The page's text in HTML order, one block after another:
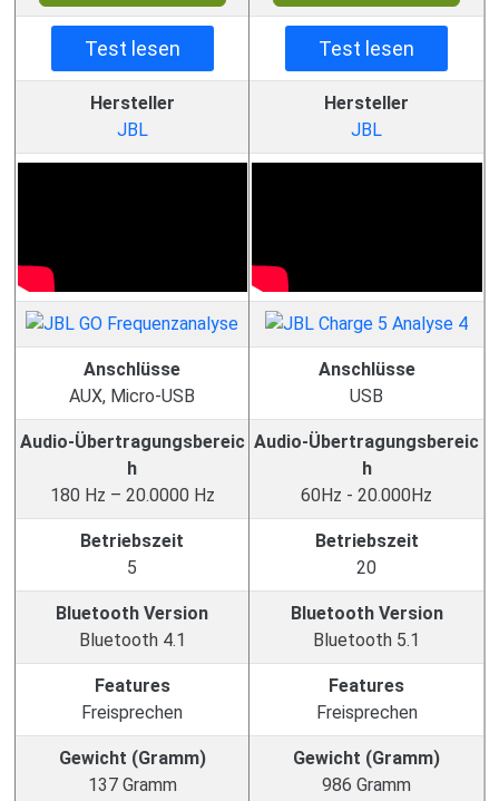
Test lesen Test lesen
Hersteller
JBL
Hersteller
JBL
Anschlüsse
AUX, Micro-USB
Anschlüsse
USB
Audio-Übertragungsbereic
h
180 Hz – 20.0000 Hz
Audio-Übertragungsbereic
h
60Hz - 20.000Hz
Betriebszeit
5
Betriebszeit
20
Bluetooth Version
Bluetooth 4.1
Bluetooth Version
Bluetooth 5.1
Features
Freisprechen
Features
Freisprechen
Gewicht (Gramm)
137 Gramm
Gewicht (Gramm)
986 Gramm